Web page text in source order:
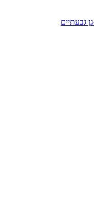
גבעתיים